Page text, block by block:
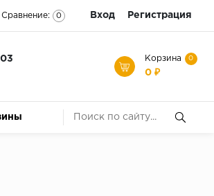
Сравнение: 0 Вход Регистрация
Корзина 0
0 ₽